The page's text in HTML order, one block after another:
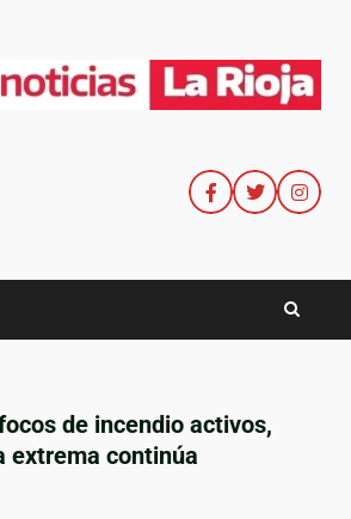
de incendio activos,
extrema continúa